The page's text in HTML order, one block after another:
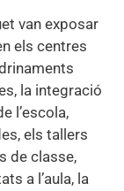
van exposar
els centres
la integració
l’escola,
els tallers
de classe,
a l’aula, la